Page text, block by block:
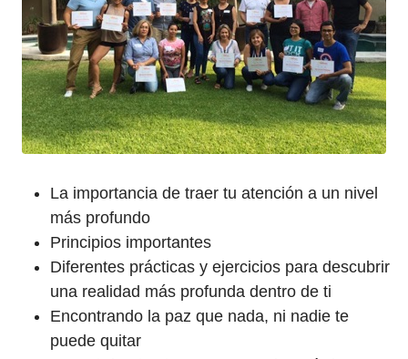
La importancia de traer tu atención a un nivel
más profundo
Principios importantes
Diferentes prácticas y ejercicios para descubrir
una realidad más profunda dentro de ti
Encontrando la paz que nada, ni nadie te
puede quitar